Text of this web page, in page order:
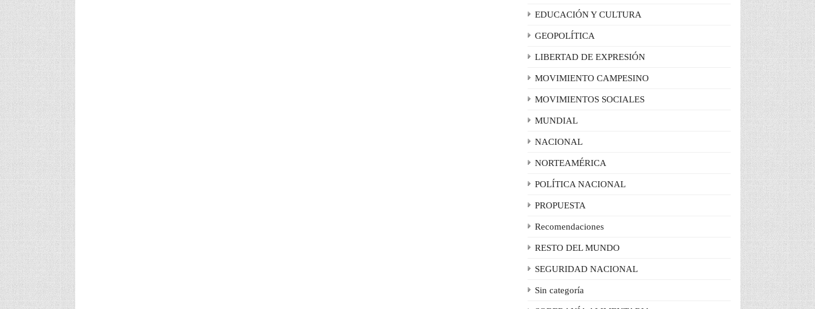
EDUCACIÓN Y CULTURA
GEOPOLÍTICA
LIBERTAD DE EXPRESIÓN
MOVIMIENTO CAMPESINO
MOVIMIENTOS SOCIALES
MUNDIAL
NACIONAL
NORTEAMÉRICA
POLÍTICA NACIONAL
PROPUESTA
Recomendaciones
RESTO DEL MUNDO
SEGURIDAD NACIONAL
Sin categoría